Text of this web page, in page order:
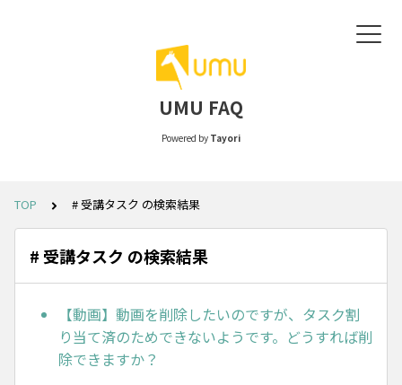
UMU FAQ
Powered by Tayori
TOP # 受講タスク の検索結果
# 受講タスク の検索結果
【動画】動画を削除したいのですが、タスク割
り当て済のためできないようです。どうすれば削
除できますか？